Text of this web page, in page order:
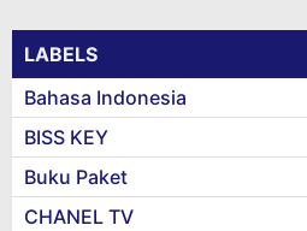
LABELS
Bahasa Indonesia
BISS KEY
Buku Paket
CHANEL TV